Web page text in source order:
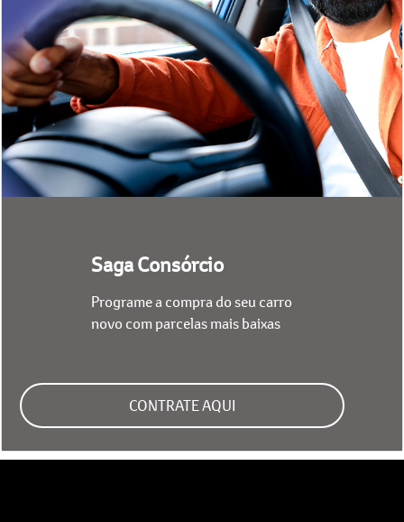
Programe a compra do seu carro
novo com parcelas mais baixas